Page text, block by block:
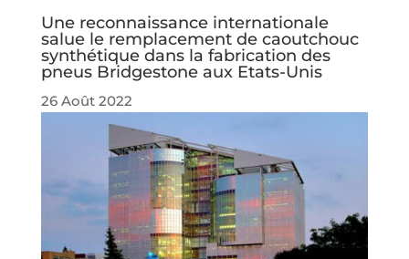
Une reconnaissance internationale
salue le remplacement de caoutchouc
synthétique dans la fabrication des
pneus Bridgestone aux Etats-Unis
26 Août 2022